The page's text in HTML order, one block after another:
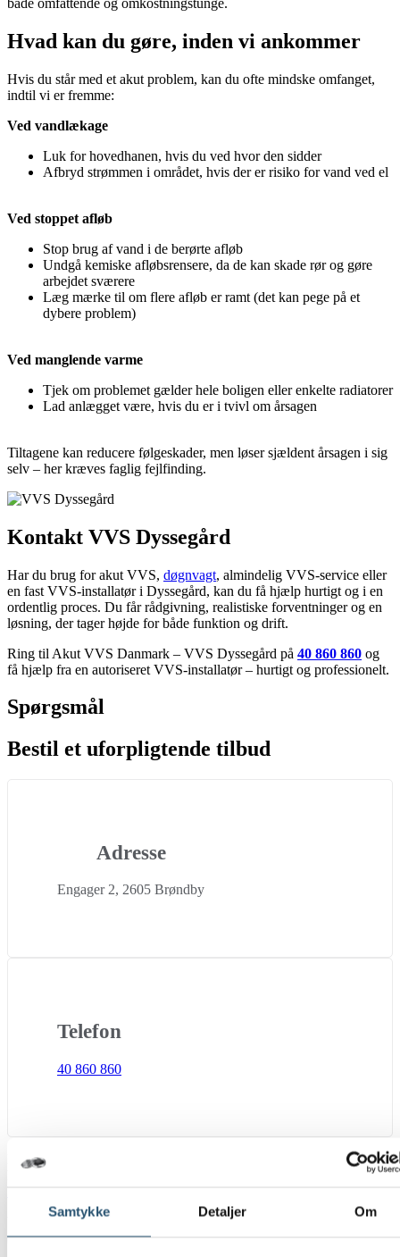
Samtykke Detaljer Om
både omfattende og omkostningstunge.
Hvad kan du gøre, inden vi ankommer
Hvis du står med et akut problem, kan du ofte mindske omfanget,
indtil vi er fremme:
Ved vandlækage
Luk for hovedhanen, hvis du ved hvor den sidder
Afbryd strømmen i området, hvis der er risiko for vand ved el
Ved stoppet afløb
Stop brug af vand i de berørte afløb
Undgå kemiske afløbsrensere, da de kan skade rør og gøre
arbejdet sværere
Læg mærke til om flere afløb er ramt (det kan pege på et
dybere problem)
Ved manglende varme
Tjek om problemet gælder hele boligen eller enkelte radiatorer
Lad anlægget være, hvis du er i tvivl om årsagen
Tiltagene kan reducere følgeskader, men løser sjældent årsagen i sig
selv – her kræves faglig fejlfinding.
Kontakt VVS Dyssegård
Har du brug for akut VVS, døgnvagt, almindelig VVS-service eller
en fast VVS-installatør i Dyssegård, kan du få hjælp hurtigt og i en
ordentlig proces. Du får rådgivning, realistiske forventninger og en
løsning, der tager højde for både funktion og drift.
Ring til Akut VVS Danmark – VVS Dyssegård på 40 860 860 og
få hjælp fra en autoriseret VVS-installatør – hurtigt og professionelt.
Spørgsmål
Bestil et uforpligtende tilbud
Adresse
Engager 2, 2605 Brøndby
Telefon
40 860 860
Du er altid velkommen til at ringe til os 24 timer i døgnet, hvis du
VVS døgnvagt